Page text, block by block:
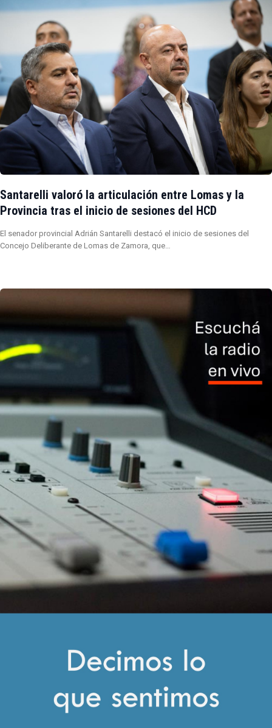
Santarelli valoró la articulación entre Lomas y la
Provincia tras el inicio de sesiones del HCD
El senador provincial Adrián Santarelli destacó el inicio de sesiones del
Concejo Deliberante de Lomas de Zamora, que…